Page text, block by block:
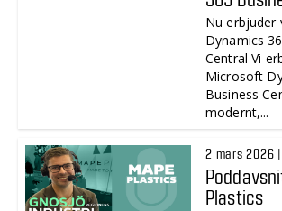
Nu erbjuder
Dynamics
Central Vi
Microsoft
Business
modernt,...
2 mars 2026
Plastics